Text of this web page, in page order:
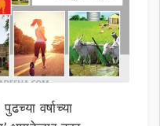
वर्षाच्या